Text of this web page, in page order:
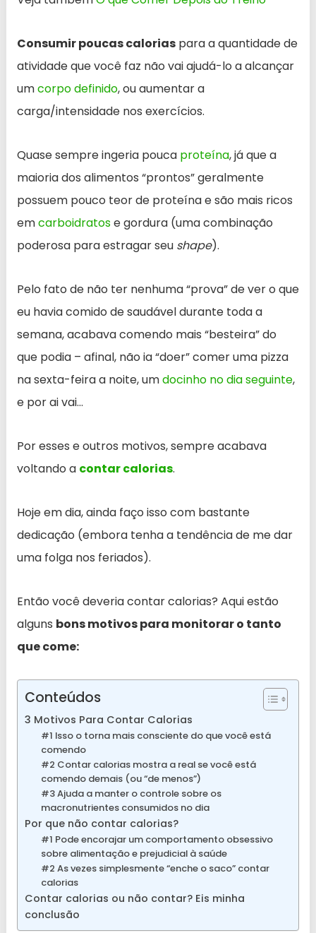
Consumir poucas calorias para a quantidade de
atividade que você faz não vai ajudá-lo a alcançar
umcorpo definido, ou aumentar a
carga/intensidade nos exercícios.
Quase sempre ingeria pouca proteína, já que a
maioria dos alimentos “prontos” geralmente
possuem pouco teor de proteína e são mais ricos
emcarboidratose gordura (uma combinação
poderosa para estragar seu shape).
Pelo fato de não ter nenhuma “prova” de ver o que
eu havia comido de saudável durante toda a
semana, acabava comendo mais “besteira” do
que podia – afinal, não ia “doer” comer uma pizza
na sexta-feira a noite, umdocinho no dia seguinte,
e por ai vai…
Por esses e outros motivos, sempre acabava
voltando a contar calorias.
Hoje em dia, ainda faço isso com bastante
dedicação (embora tenha a tendência de me dar
uma folga nos feriados).
Então você deveria contar calorias? Aqui estão
alguns bons motivos para monitorar o tanto
que come:
Conteúdos
3 Motivos Para Contar Calorias
#1 Isso o torna mais consciente do que você está
comendo
#2 Contar calorias mostra a real se você está
comendo demais (ou “de menos”)
#3 Ajuda a manter o controle sobre os
macronutrientes consumidos no dia
Por que não contar calorias?
#1 Pode encorajar um comportamento obsessivo
sobre alimentação e prejudicial à saúde
#2 As vezes simplesmente “enche o saco” contar
calorias
Contar calorias ou não contar? Eis minha
conclusão